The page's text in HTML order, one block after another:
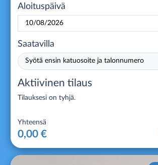
Aloituspäivä
Saatavilla
Syötä ensin katuosoite ja talonnumero
Aktiivinen tilaus
Tilauksesi on tyhjä.
Yhteensä
0,00 €